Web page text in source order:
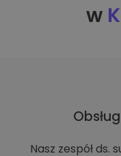
w
Nasz zespół ds.